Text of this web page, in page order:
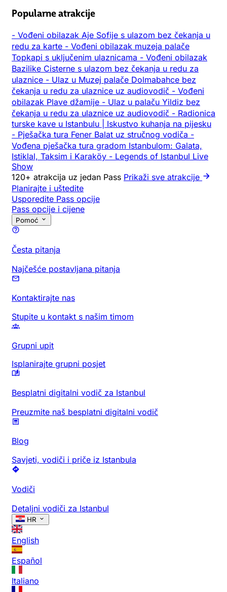
Popularne atrakcije
- Vođeni obilazak Aje Sofije s ulazom bez čekanja u
redu za karte - Vođeni obilazak muzeja palače
Topkapi s uključenim ulaznicama - Vođeni obilazak
Bazilike Cisterne s ulazom bez čekanja u redu za
ulaznice - Ulaz u Muzej palače Dolmabahce bez
čekanja u redu za ulaznice uz audiovodič - Vođeni
obilazak Plave džamije - Ulaz u palaču Yildiz bez
čekanja u redu za ulaznice uz audiovodič - Radionica
turske kave u Istanbulu | Iskustvo kuhanja na pijesku
- Pješačka tura Fener Balat uz stručnog vodiča -
Vođena pješačka tura gradom Istanbulom: Galata,
Istiklal, Taksim i Karaköy - Legends of Istanbul Live
Show
120+ atrakcija uz jedan Pass Prikaži sve atrakcije
Planirajte i uštedite
Usporedite Pass opcije
Pass opcije i cijene
Pomoć
Česta pitanja
Najčešće postavljana pitanja
Kontaktirajte nas
Stupite u kontakt s našim timom
Grupni upit
Isplanirajte grupni posjet
Besplatni digitalni vodič za Istanbul
Preuzmite naš besplatni digitalni vodič
Blog
Savjeti, vodiči i priče iz Istanbula
Vodiči
Detaljni vodiči za Istanbul
HR
English
Español
Italiano